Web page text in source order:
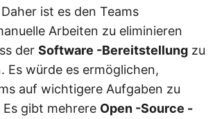
ist es den Teams
Arbeiten zu eliminieren
der Software -Bereitstellung zu
Es würde es ermöglichen,
auf wichtigere Aufgaben zu
gibt mehrere Open -Source -